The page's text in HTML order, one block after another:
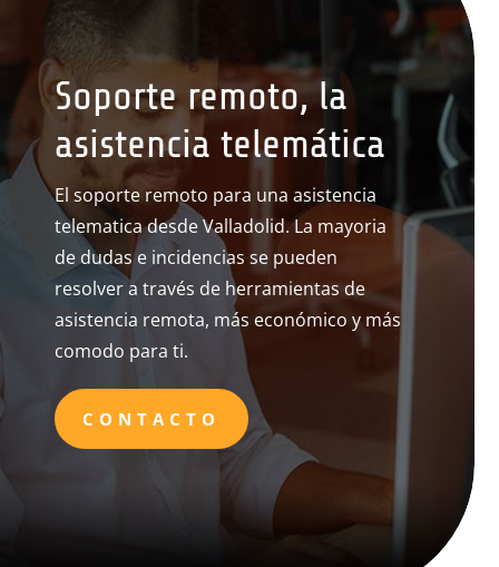
Soporte remoto, la
asistencia telemática
El soporte remoto para una asistencia
telematica desde Valladolid. La mayoria
de dudas e incidencias se pueden
resolver a través de herramientas de
asistencia remota, más económico y más
comodo para ti.
CONTACTO